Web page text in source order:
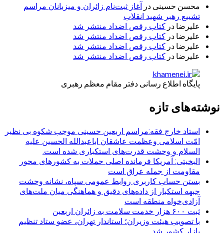
محسن حسینی در آغاز ثبت‌نام زائران و میزبانان مراسم
تشییع رهبر شهید انقلاب
علیرضا در کتاب رقص اضداد منتشر شد
علیرضا در کتاب رقص اضداد منتشر شد
علیرضا در کتاب رقص اضداد منتشر شد
علیرضا در کتاب رقص اضداد منتشر شد
پایگاه اطلاع رسانی دفتر مقام معظم رهبری
نوشته‌های تازه
استاد خارج فقه:مراسم اربعین حسینی موجب شکوه بی نظیر
امّت اسلامی وعظمت عاشقان اباعبدالله الحسین علیه
السلام و وحشت قدرت‌های استکباری شده است.
البخیتی: آمریکا فرمانده اصلی حملات به کشورهای محور
مقاومت از جمله عراق است
بستن حساب کاربری روابط عمومی سپاه، نشانه‌ وحشت
جبهه استکبار از داده‌های دقیق و هماهنگی میان ملت‌های
آزادی‌خواه منطقه است
ثبت ۶۰۰ هزار خدمت سلامت به زائران اربعین
با تصویب هیئت وزیران؛ استاندار تهران، عضو ستاد تنظیم
بازار کشور شد